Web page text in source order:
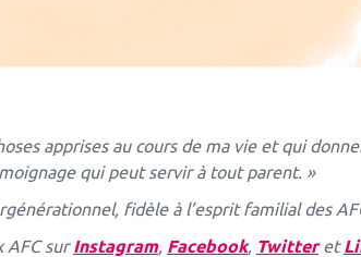
apprises au cours de ma vie et qui
qui peut servir à tout parent. »
fidèle à l’esprit familial des
AFC surInstagram, Facebook, Twitteret